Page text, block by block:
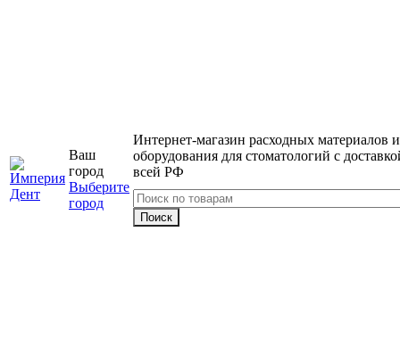
Ваш
город
Выберите
город
Интернет-магазин расходных материалов и
оборудования для стоматологий с
всей РФ